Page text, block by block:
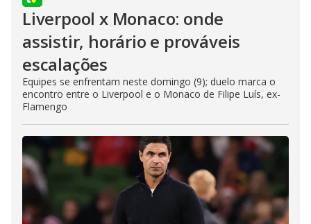
Liverpool x Monaco: onde
assistir, horário e prováveis
escalações
Equipes se enfrentam neste domingo (9); duelo marca o
encontro entre o Liverpool e o Monaco de Filipe Luís, ex-
Flamengo